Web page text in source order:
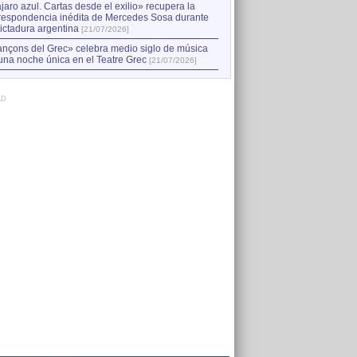
azul. Cartas desde el exilio» recupera la
inédita de Mercedes Sosa durante
argentina [21/07/2026]
del Grec» celebra medio siglo de música
noche única en el Teatre Grec [21/07/2026]